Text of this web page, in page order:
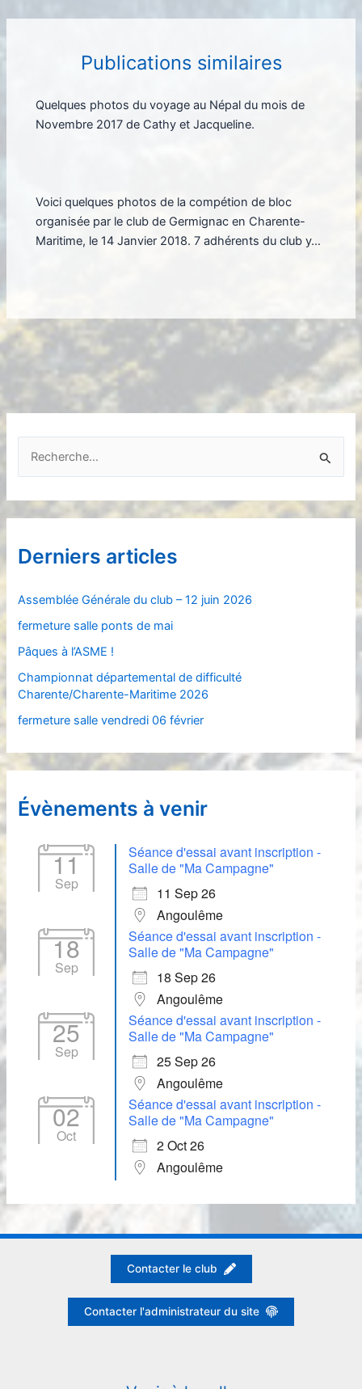
Publications similaires
Quelques photos du voyage au Népal du mois de
Novembre 2017 de Cathy et Jacqueline.
Voici quelques photos de la compétion de bloc
organisée par le club de Germignac en Charente-
Maritime, le 14 Janvier 2018. 7 adhérents du club y…
h
r
e
r
Derniers articles
Assemblée Générale du club – 12 juin 2026
fermeture salle ponts de mai
Pâques à l’ASME !
Championnat départemental de difficulté
Charente/Charente-Maritime 2026
fermeture salle vendredi 06 février
Évènements à venir
11
Sep
Séance d'essai avant inscription -
Salle de "Ma Campagne"
11 Sep 26
Angoulême
18
Sep
Séance d'essai avant inscription -
Salle de "Ma Campagne"
18 Sep 26
Angoulême
25
Sep
Séance d'essai avant inscription -
Salle de "Ma Campagne"
25 Sep 26
Angoulême
02
Oct
Séance d'essai avant inscription -
Salle de "Ma Campagne"
2 Oct 26
Angoulême
Contacter le club
Contacter l'administrateur du site